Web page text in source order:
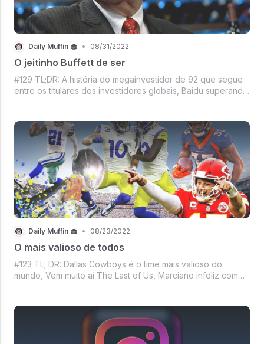
Daily Muffin 🧁 • 08/31/2022
O jeitinho Buffett de ser
#129 TL;DR: A história do megainvestidor de 92 que segue
entre os titulares dos investidores globais, Baidu superando
está imperdível!
Daily Muffin 🧁 • 08/23/2022
O mais valioso de todos
#123 TL; DR: Dallas Cowboys é o time mais valioso do
mundo, Vem muito aí The Last of Us, Marciano infeliz com
firme em um dia de respiro,